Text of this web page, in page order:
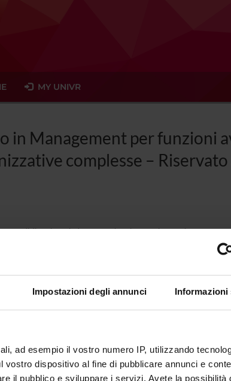
Impostazioni degli annunci Informazioni
ad esempio il vostro numero IP, utilizzando
dispositivo al fine di pubblicare annunci e
il pubblico e sviluppare i servizi. Avete la possibilità
MY UNIVR
Management per funzioni
complesse –
di dipartimenti ed aree organizzative complesse – Riservato a
Romano